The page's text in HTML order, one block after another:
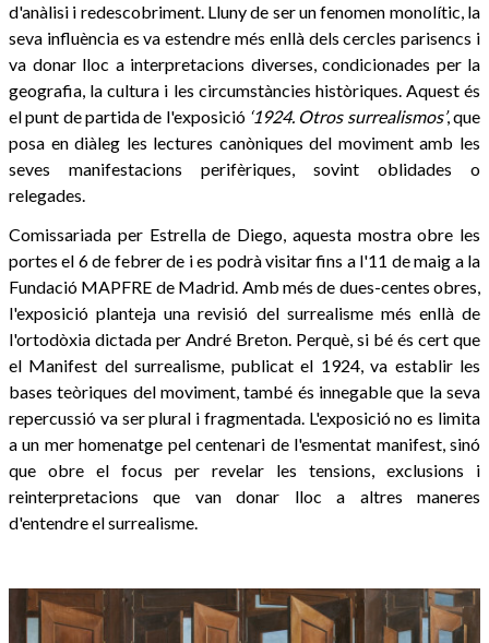
d'anàlisi i redescobriment. Lluny de ser un fenomen monolític, la
seva influència es va estendre més enllà dels cercles parisencs i
va donar lloc a interpretacions diverses, condicionades per la
geografia, la cultura i les circumstàncies històriques. Aquest és
el punt de partida de l'exposició‘1924. Otros surrealismos’, que
posa en diàleg les lectures canòniques del moviment amb les
seves manifestacions perifèriques, sovint oblidades o
relegades.
Comissariada per Estrella de Diego, aquesta mostra obre les
portes el 6 de febrer de i es podrà visitar fins a l'11 de maig a la
Fundació MAPFRE de Madrid. Amb més de dues-centes obres,
l'exposició planteja una revisió del surrealisme més enllà de
l'ortodòxia dictada per André Breton. Perquè, si bé és cert que
el Manifest del surrealisme, publicat el 1924, va establir les
bases teòriques del moviment, també és innegable que la seva
repercussió va ser plural i fragmentada. L'exposició no es limita
a un mer homenatge pel centenari de l'esmentat manifest, sinó
que obre el focus per revelar les tensions, exclusions i
reinterpretacions que van donar lloc a altres maneres
d'entendre el surrealisme.